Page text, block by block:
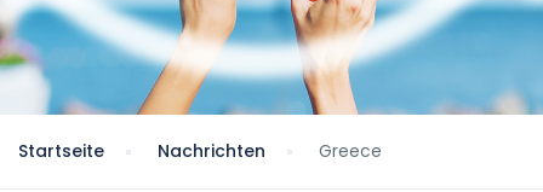
Startseite Nachrichten Greece